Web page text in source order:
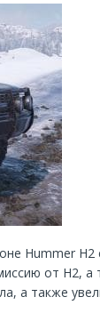
Hummer
от H2,
а также